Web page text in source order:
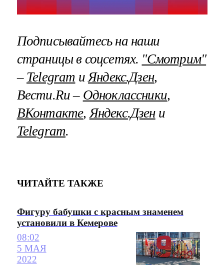
Подписывайтесь на наши
страницы в соцсетях. "Смотрим"
– Telegram иЯндекс.Дзен,
Вести.Ru – Одноклассники,
ВКонтакте,Яндекс.Дзени
Telegram.
ЧИТАЙТЕ ТАКЖЕ
Фигуру бабушки с красным знаменем
установили в Кемерове
08:02
5 МАЯ
2022